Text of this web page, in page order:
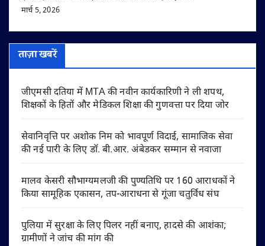
मार्च 5, 2026
ताज़ा खबरें
जीएमसी दतिया में MTA की नवीन कार्यकारिणी ने ली शपथ,
शिक्षकों के हितों और मेडिकल शिक्षा की गुणवत्ता पर दिया जोर
सेवानिवृत्ति पर अशोक निम को भावपूर्ण विदाई, सामाजिक सेवा
की नई पारी के लिए डॉ. बी.आर. अंबेडकर सम्मान से नवाजा
मालव केसरी सौभाग्यमलजी की पुण्यतिथि पर 160 आराधकों ने
किया सामूहिक एकासन, तप-आराधना से गूंजा चतुर्विध संघ
पुलिया में सुरक्षा के लिए पिलर नहीं बनाए, हादसे की आशंका;
ग्रामीणों ने जांच की मांग की